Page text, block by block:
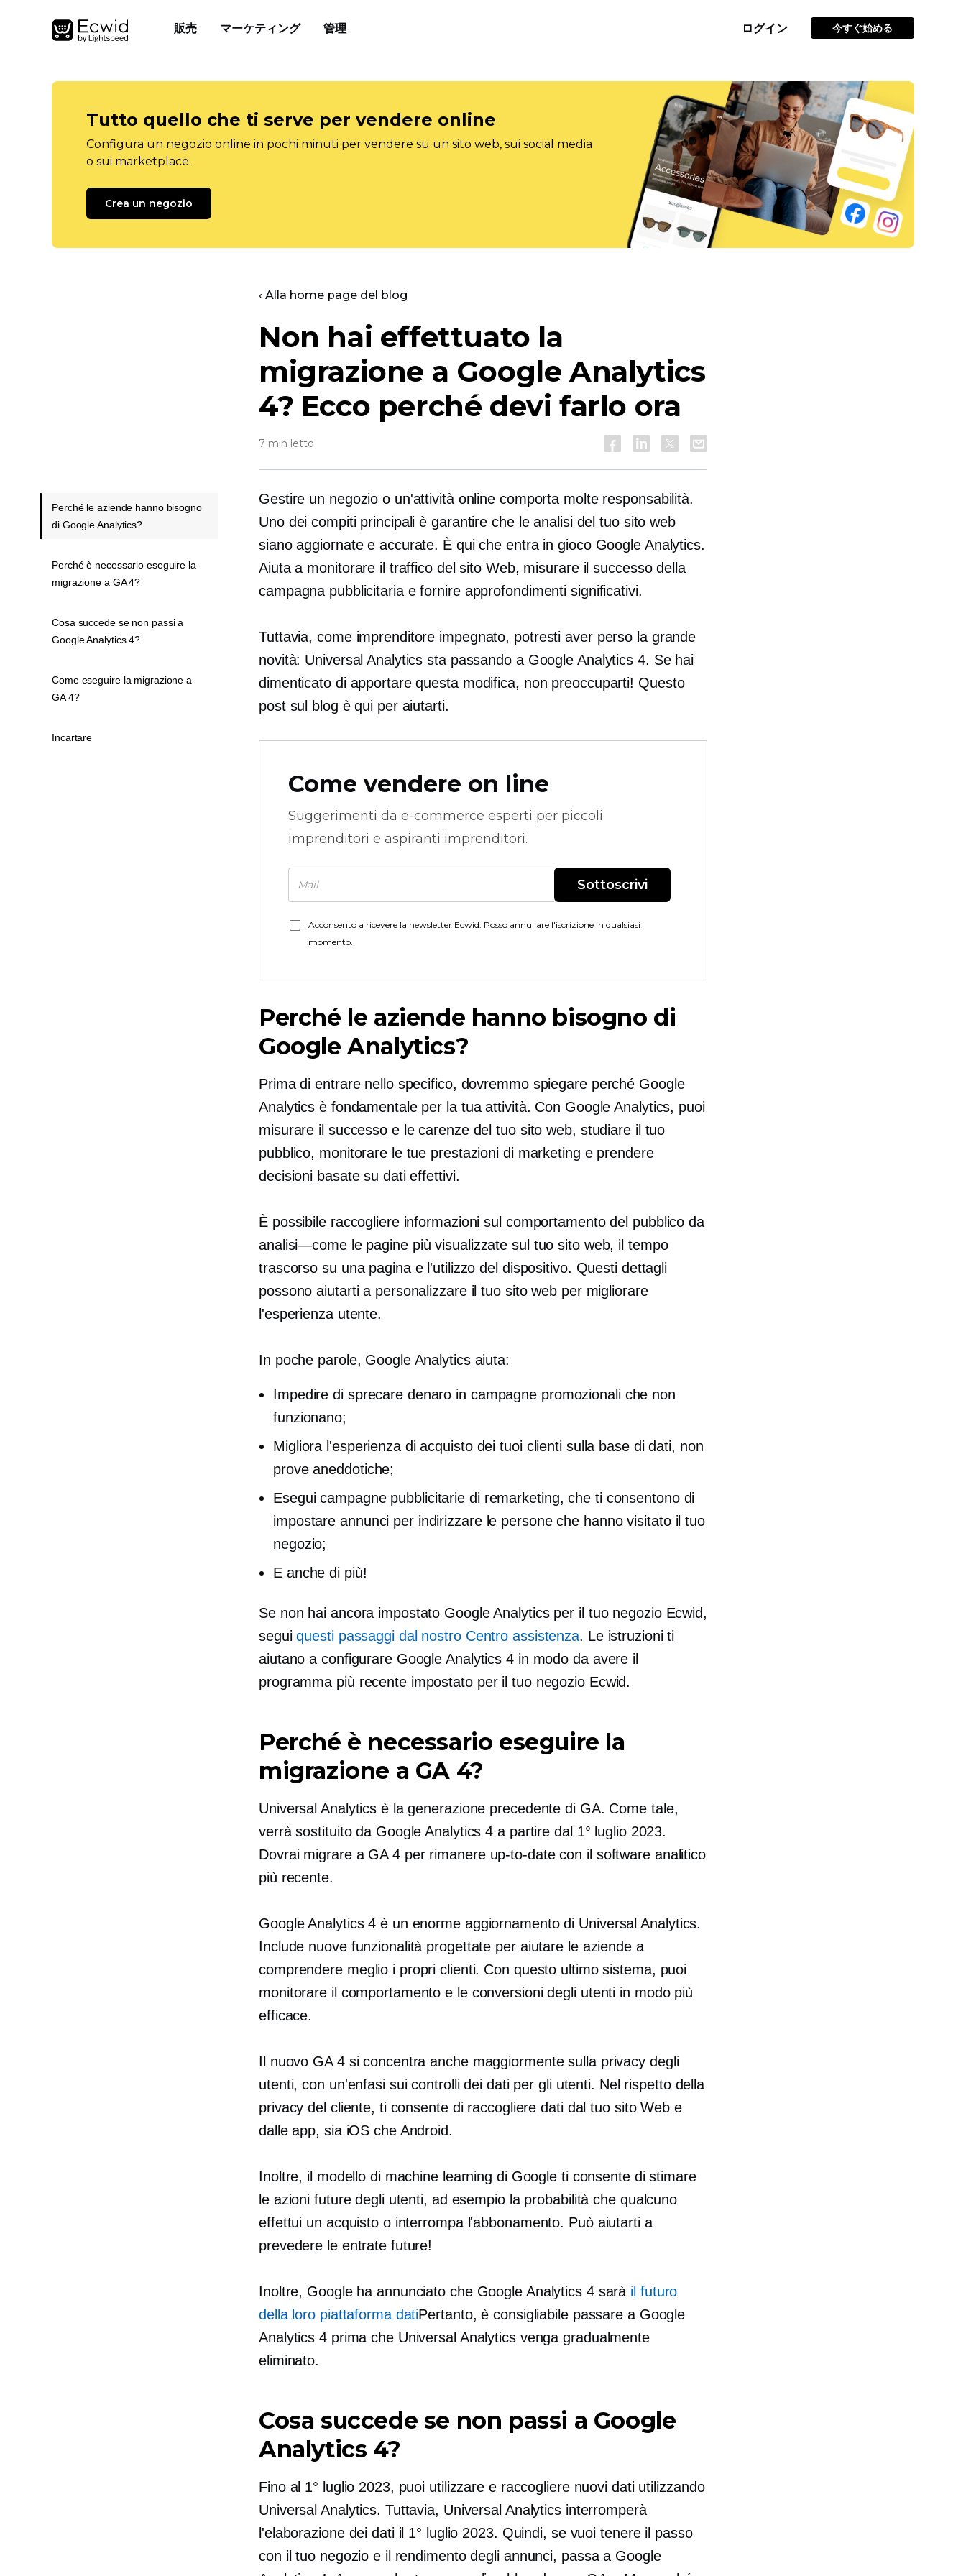
販売 マーケティング 管理 ログイン 今すぐ始める
Tutto quello che ti serve per vendere online
Configura un negozio online in pochi minuti per vendere su un sito web, sui social media
o sui marketplace.
Crea un negozio
‹ Alla home page del blog
Non hai effettuato la
migrazione a Google Analytics
4? Ecco perché devi farlo ora
7 min letto
Gestire un negozio o un'attività online comporta molte responsabilità.
Uno dei compiti principali è garantire che le analisi del tuo sito web
siano aggiornate e accurate. È qui che entra in gioco Google Analytics.
Aiuta a monitorare il traffico del sito Web, misurare il successo della
campagna pubblicitaria e fornire approfondimenti significativi.
Tuttavia, come imprenditore impegnato, potresti aver perso la grande
novità: Universal Analytics sta passando a Google Analytics 4. Se hai
dimenticato di apportare questa modifica, non preoccuparti! Questo
post sul blog è qui per aiutarti.
Come vendere on line
Suggerimenti da e-commerce esperti per piccoli
imprenditori e aspiranti imprenditori.
Sottoscrivi
Acconsento a ricevere la newsletter Ecwid. Posso annullare l'iscrizione in qualsiasi
momento.
Perché le aziende hanno bisogno di
Google Analytics?
Prima di entrare nello specifico, dovremmo spiegare perché Google
Analytics è fondamentale per la tua attività. Con Google Analytics, puoi
misurare il successo e le carenze del tuo sito web, studiare il tuo
pubblico, monitorare le tue prestazioni di marketing e prendere
decisioni basate su dati effettivi.
È possibile raccogliere informazioni sul comportamento del pubblico da
analisi—comele pagine più visualizzate sul tuo sito web, il tempo
trascorso su una pagina e l'utilizzo del dispositivo. Questi dettagli
possono aiutarti a personalizzare il tuo sito web per migliorare
l'esperienza utente.
In poche parole, Google Analytics aiuta:
Impedire di sprecare denaro in campagne promozionali che non
funzionano;
Migliora l'esperienza di acquisto dei tuoi clienti sulla base di dati, non
prove aneddotiche;
Esegui campagne pubblicitarie di remarketing, che ti consentono di
impostare annunci per indirizzare le persone che hanno visitato il tuo
negozio;
E anche di più!
Se non hai ancora impostato Google Analytics per il tuo negozio Ecwid,
seguiquesti passaggi dal nostro Centro assistenza. Le istruzioni ti
aiutano a configurare Google Analytics 4 in modo da avere il
programma più recente impostato per il tuo negozio Ecwid.
Perché è necessario eseguire la
migrazione a GA 4?
Universal Analytics è la generazione precedente di GA. Come tale,
verrà sostituito da Google Analytics 4 a partire dal 1° luglio 2023.
Dovrai migrare a GA 4 per rimanere up-to-datecon il software analitico
più recente.
Google Analytics 4 è un enorme aggiornamento di Universal Analytics.
Include nuove funzionalità progettate per aiutare le aziende a
comprendere meglio i propri clienti. Con questo ultimo sistema, puoi
monitorare il comportamento e le conversioni degli utenti in modo più
efficace.
Il nuovo GA 4 si concentra anche maggiormente sulla privacy degli
utenti, con un'enfasi sui controlli dei dati per gli utenti. Nel rispetto della
privacy del cliente, ti consente di raccogliere dati dal tuo sito Web e
dalle app, sia iOS che Android.
Inoltre, il modello di machine learning di Google ti consente di stimare
le azioni future degli utenti, ad esempio la probabilità che qualcuno
effettui un acquisto o interrompa l'abbonamento. Può aiutarti a
prevedere le entrate future!
Inoltre, Google ha annunciato che Google Analytics 4 sarà il futuro
della loro piattaforma datiPertanto, è consigliabile passare a Google
Analytics 4 prima che Universal Analytics venga gradualmente
eliminato.
Cosa succede se non passi a Google
Analytics 4?
Fino al 1° luglio 2023, puoi utilizzare e raccogliere nuovi dati utilizzando
Universal Analytics. Tuttavia, Universal Analytics interromperà
l'elaborazione dei dati il ​​1° luglio 2023. Quindi, se vuoi tenere il passo
con il tuo negozio e il rendimento degli annunci, passa a Google
Perché le aziende hanno bisogno
di Google Analytics?
Perché è necessario eseguire la
migrazione a GA 4?
Cosa succede se non passi a
Google Analytics 4?
Come eseguire la migrazione a
GA 4?
Incartare